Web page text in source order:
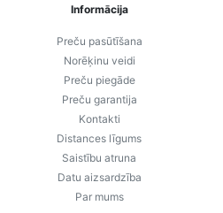
Informācija
Preču pasūtīšana
Norēķinu veidi
Preču piegāde
Preču garantija
Kontakti
Distances līgums
Saistību atruna
Datu aizsardzība
Par mums